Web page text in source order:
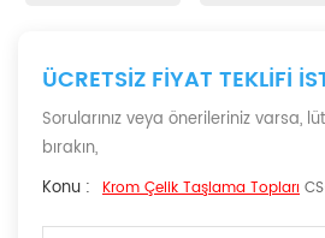
ÜCRETSIZ FIYAT TEKLIFI
Sorularınız veya önerileriniz varsa,
bırakın,
Konu : Krom Çelik Taşlama Topları